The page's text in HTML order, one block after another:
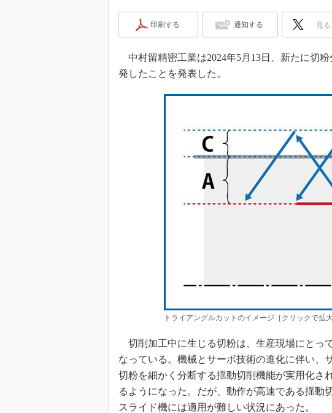
印刷する 通知する 見る
中村留精密工業は2024年5月13日、新たに切
発したことを発表した。
トライアングルカットのイメージ［クリックで拡
切削加工中に生じる切粉は、生産現場にとっ
なっている。機械とサーボ技術の進化に伴い、
切粉を細かく分断する揺動切削機能が実用化さ
るようになった。だが、動作が高速である揺動
スライド機には適用が難しい状況にあった。